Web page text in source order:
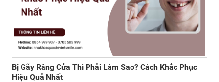
Bị Gãy Răng Cửa Thì Phải Làm Sao? Cách Khắc Phục
Hiệu Quả Nhất